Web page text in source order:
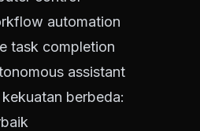
automation
task completion
assistant
berbeda: